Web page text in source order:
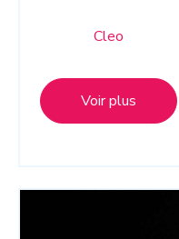
Cleo
Voir plus